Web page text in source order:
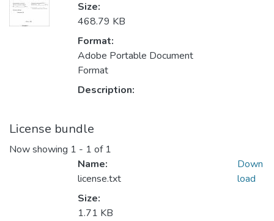
Size:
468.79 KB
Format:
Adobe Portable Document
Format
Description:
License bundle
Now showing 1 - 1 of 1
Name:
license.txt
Size:
1.71 KB
Down
load